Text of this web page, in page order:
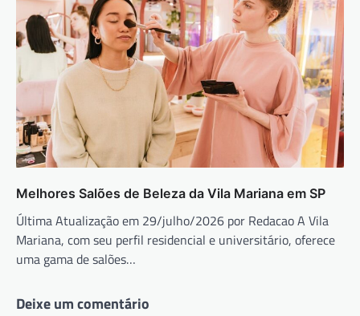
Melhores Salões de Beleza da Vila Mariana em SP
Última Atualização em 29/julho/2026 por Redacao A Vila
Mariana, com seu perfil residencial e universitário, oferece
uma gama de salões…
Deixe um comentário